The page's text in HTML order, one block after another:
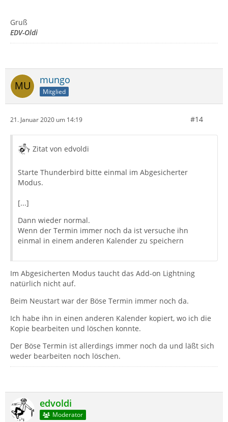
Gruß
EDV-Oldi
mungo
Mitglied
21. Januar 2020 um 14:19 #14
Zitat von edvoldi
Starte Thunderbird bitte einmal im Abgesicherter
Modus.
[...]
Dann wieder normal.
Wenn der Termin immer noch da ist versuche ihn
einmal in einem anderen Kalender zu speichern
Im Abgesicherten Modus taucht das Add-on Lightning
natürlich nicht auf.
Beim Neustart war der Böse Termin immer noch da.
Ich habe ihn in einen anderen Kalender kopiert, wo ich die
Kopie bearbeiten und löschen konnte.
Der Böse Termin ist allerdings immer noch da und läßt sich
weder bearbeiten noch löschen.
edvoldi
Moderator